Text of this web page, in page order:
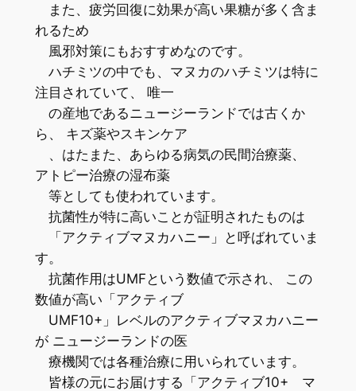
また、疲労回復に効果が高い果糖が多く含ま
れるため
風邪対策にもおすすめなのです。
ハチミツの中でも、マヌカのハチミツは特に
注目されていて、 唯一
の産地であるニュージーランドでは古くか
ら、 キズ薬やスキンケア
、はたまた、あらゆる病気の民間治療薬、
アトピー治療の湿布薬
等としても使われています。
抗菌性が特に高いことが証明されたものは
「アクティブマヌカハニー」と呼ばれていま
す。
抗菌作用はUMFという数値で示され、 この
数値が高い「アクティブ
UMF10+」レベルのアクティブマヌカハニー
が ニュージーランドの医
療機関では各種治療に用いられています。
皆様の元にお届けする「アクティブ10+ マ